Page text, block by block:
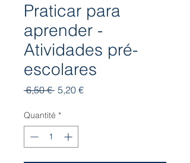
Praticar para
aprender -
Atividades pré-
escolares
6,50 € Prix
5,20 €Prix
Quantité *